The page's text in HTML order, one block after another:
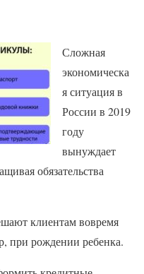
Сложная
экономическа
я ситуация в
России в 2019
году
вынуждает
обязательства
клиентам вовремя
при рождении ребенка.